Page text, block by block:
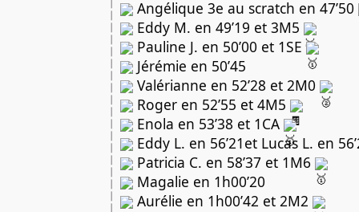
Angélique 3e au scratch en 47’50
Eddy M. en 49’19 et 3M5
Pauline J. en 50’00 et 1SE
Jérémie en 50’45
Valérianne en 52’28 et 2M0
Roger en 52’55 et 4M5
Enola en 53’38 et 1CA
Eddy L. en 56’21et Lucas L. en
Patricia C. en 58’37 et 1M6
Magalie en 1h00’20
Aurélie en 1h00’42 et 2M2